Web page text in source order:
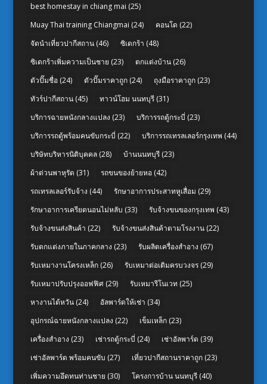
best homestay in chiang mai (25)
Muay Thai training Chiangmai (24) คอนโด (22)
จัดนำเที่ยวปากีสถาน(46) ซิเดกร้า (48)
ซิเดกร้าเพิ่มความเป็นชาย (23) ตกแต่งบ้าน(26)
ตัวปั๊มชื่อ(24) ตัวปั๊มราคาถูก(24) ถุงมือราคาถูก(23)
ทัวร์ปากีสถาน(45) ทาวน์โฮม นนทบุรี(31)
บริการฉายหนังกลางแปลง (23) บริการรถตู้กระบี่ (23)
บริการรถตู้พร้อมคนขับกระบี่ (22) บริการรถเทรลเลอร์กรุงเทพ (44)
บริษัทบริหารนิติบุคคล(28) บ้านนนทบุรี(23)
ผ้าต่วนพาหุรัด (31) รถขนของย้ายหอ(42)
รถเทรลเลอร์รับจ้าง (44) รักษาอาการประสาทหูเสื่อม (29)
รักษาอาการเครียดนอนไม่หลับ (33) รับจ้างขนของกรุงเทพ (43)
รับจ้างขนส่งสินค้า (22) รับจ้างขนส่งสินค้าตามโรงงาน(22)
รับตกแต่งภายในภาคกลาง (23) รับผลิตเครื่องสำอาง (67)
รับเหมางานโครงเหล็ก(26) รับเหมาต่อเติมครบวงจร(29)
รับเหมาปรับปรุงออฟฟิศ(29) รับเหมารีโนเวท (25)
หางานไต้หวัน(24) อัลพาร์ดให้เช่า (34)
อุปกรณ์ฉายหนังกลางแปลง (22) เข็มเหล็ก(23)
เครื่องสำอาง (23) เช่ารถตู้กระบี่ (24) เช่าอัลพาร์ด (39)
เช่าอัลพาร์ด พร้อมคนขับ (27) เที่ยวปากีสถานราคาถูก(23)
เพิ่มความอึดทนท่านชาย (30) โครงการบ้าน นนทบุรี(40)